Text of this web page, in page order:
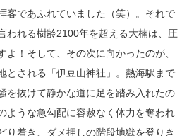
客であふれていました（笑）。それで
われる樹齢2100年を超える大楠は、圧
よ！そして、その次に向かったのが、
とされる「伊豆山神社」。熱海駅まで
を抜けて静かな道に足を踏み入れたの
ような急勾配に容赦なく体力を奪われ
り着き、ダメ押しの階段地獄を登りき